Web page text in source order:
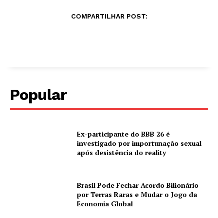
COMPARTILHAR POST:
Popular
Ex-participante do BBB 26 é
investigado por importunação sexual
após desistência do reality
Brasil Pode Fechar Acordo Bilionário
por Terras Raras e Mudar o Jogo da
Economia Global